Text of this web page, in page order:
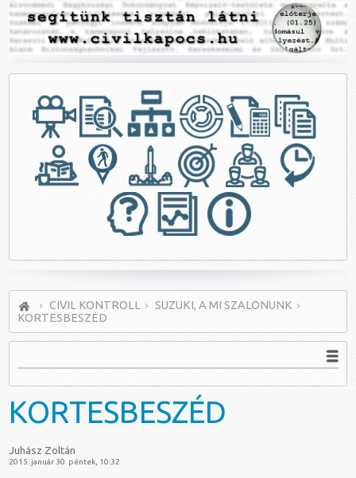
CIVIL KONTROLL
SUZUKI, A MI SZALONUNK
KORTESBESZÉD
KORTESBESZÉD
Juhász Zoltán
2015. január 30. péntek, 10:32